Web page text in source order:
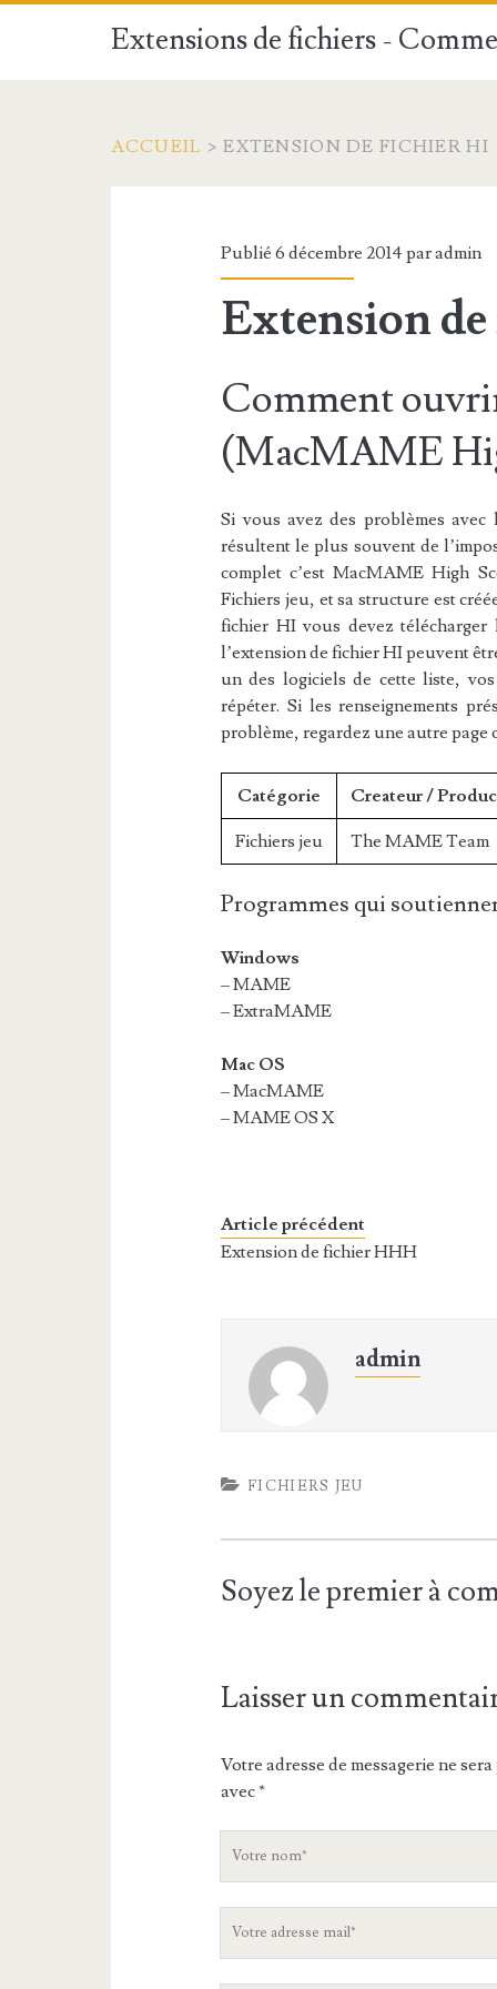
Extensions de fichiers -
ACCUEIL > EXTENSION DE FICHIER HI
Publié 6 décembre 2014 paradmin
Extension
Comment
(MacMAME
Si vous avez des problèmes
résultent le plus souvent de
complet c’est MacMAME High
Fichiers jeu, et sa structure est
fichier HI vous devez télécharger
l’extension de fichier HI peuvent
un des logiciels de cette liste,
répéter. Si les renseignements
problème, regardez une autre page
Catégorie Createur /
Fichiers jeu The MAME Team
Programmes qui
Windows
– MAME
– ExtraMAME
Mac OS
– MacMAME
– MAME OS X
Article précédent
Extension de fichier HHH
admin
FICHIERS JEU
Soyez le premier à
Laisser un
Votre adresse de messagerie ne
avec*
V
n
V